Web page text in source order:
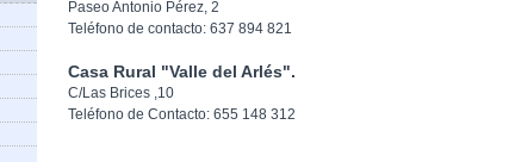
Paseo Antonio Pérez, 2
Teléfono de contacto: 637 894 821
Casa Rural "Valle del Arlés".
C/Las Brices ,10
Teléfono de Contacto: 655 148 312